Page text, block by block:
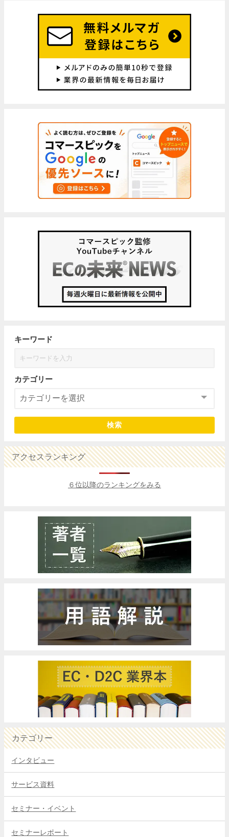
キーワード
カテゴリー
検索
アクセスランキング
６位以降のランキングをみる
カテゴリー
インタビュー
サービス資料
セミナー・イベント
セミナーレポート